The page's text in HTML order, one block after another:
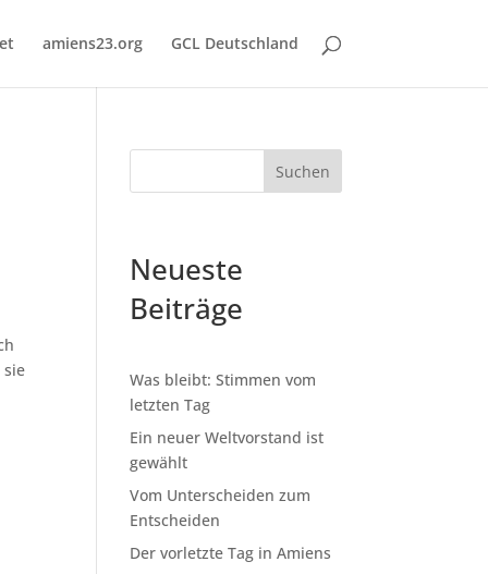
amiens23.org GCL Deutschland
sie
Suchen
Neueste
Beiträge
Was bleibt: Stimmen vom
letzten Tag
Ein neuer Weltvorstand ist
gewählt
Vom Unterscheiden zum
Entscheiden
Der vorletzte Tag in Amiens